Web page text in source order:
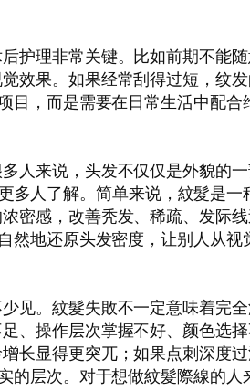
护理非常关键。比如前期不能
效果。如果经常刮得过短，纹
目，而是需要在日常生活中配合
人来说，头发不仅仅是外貌的
多人了解。简单来说，紋髮是一
密感，改善秃发、稀疏、发际
然地还原头发密度，让别人从视
见。紋髮失敗不一定意味着完全
、操作层次掌握不好、颜色选
长显得更突兀；如果点刺深度
的层次。对于想做紋髮際線的人